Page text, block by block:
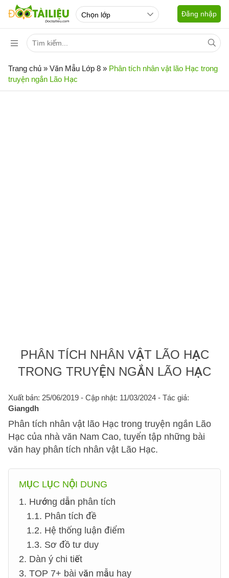
Đăng nhập
Trang chủ » Văn Mẫu Lớp 8 » Phân tích nhân vật lão Hạc trong
truyện ngắn Lão Hạc
PHÂN TÍCH NHÂN VẬT LÃO HẠC
TRONG TRUYỆN NGẮN LÃO HẠC
Xuất bản: 25/06/2019 - Cập nhật: 11/03/2024 - Tác giả:
Giangdh
Phân tích nhân vật lão Hạc trong truyện ngắn Lão
Hạc của nhà văn Nam Cao, tuyển tập những bài
văn hay phân tích nhân vật Lão Hạc.
MỤC LỤC NỘI DUNG
1. Hướng dẫn phân tích
1.1. Phân tích đề
1.2. Hệ thống luận điểm
1.3. Sơ đồ tư duy
2. Dàn ý chi tiết
3. TOP 7+ bài văn mẫu hay